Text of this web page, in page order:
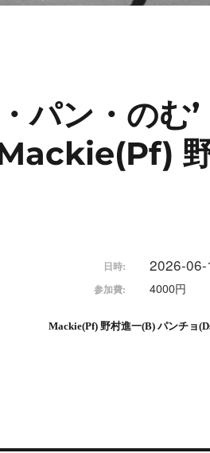
パン・の
日時: 2026-
参加費: 4000円
Mackie(Pf) 野村進一(B) パンチョ